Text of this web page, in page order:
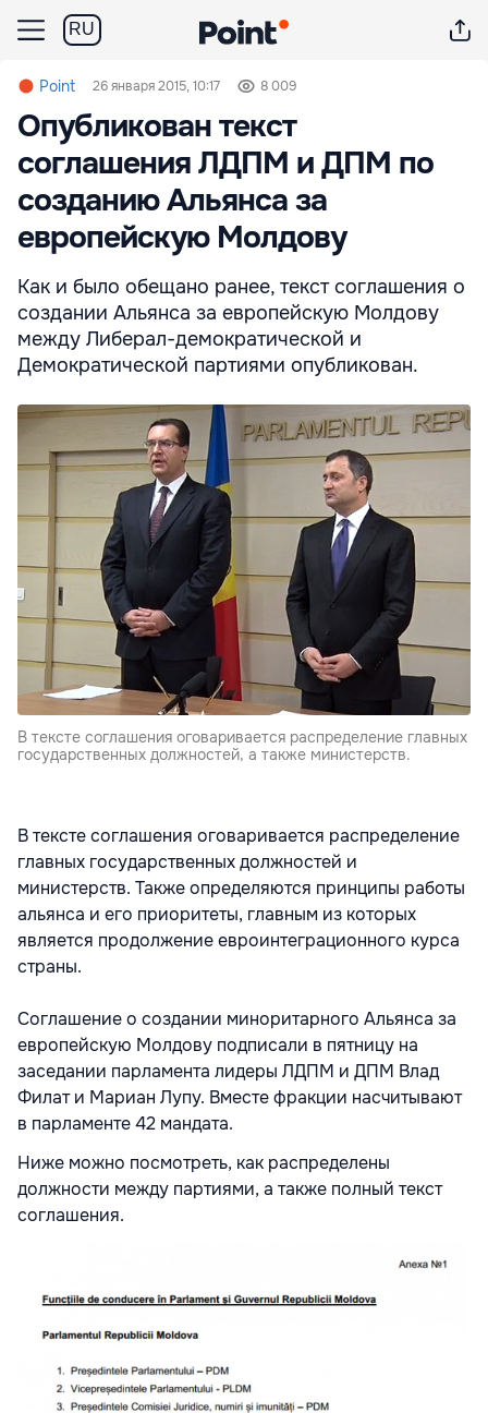
RU
Point 26 января 2015, 10:17 8 009
Опубликован текст
соглашения ЛДПМ и ДПМ по
созданию Альянса за
европейскую Молдову
Как и было обещано ранее, текст соглашения о
создании Альянса за европейскую Молдову
между Либерал-демократической и
Демократической партиями опубликован.
В тексте соглашения оговаривается распределение главных
государственных должностей, а также министерств.
В тексте соглашения оговаривается распределение
главных государственных должностей и
министерств. Также определяются принципы работы
альянса и его приоритеты, главным из которых
является продолжение евроинтеграционного курса
страны.
Соглашение о создании миноритарного Альянса за
европейскую Молдову подписали в пятницу на
заседании парламента лидеры ЛДПМ и ДПМ Влад
Филат и Мариан Лупу. Вместе фракции насчитывают
в парламенте 42 мандата.
Ниже можно посмотреть, как распределены
должности между партиями, а также полный текст
соглашения.